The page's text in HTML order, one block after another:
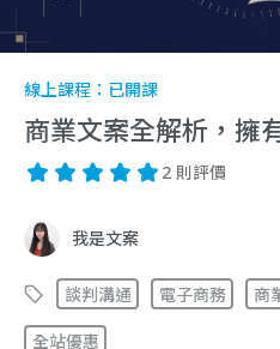
線上課程： 已開課
商業文案全解析，擁
2 則評價
我是文案
談判溝通 電子商務 商
全站優惠